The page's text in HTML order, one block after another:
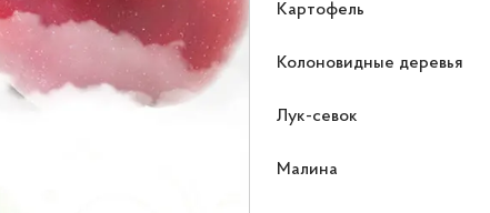
Картофель
Колоновидные деревья
Лук-севок
Малина